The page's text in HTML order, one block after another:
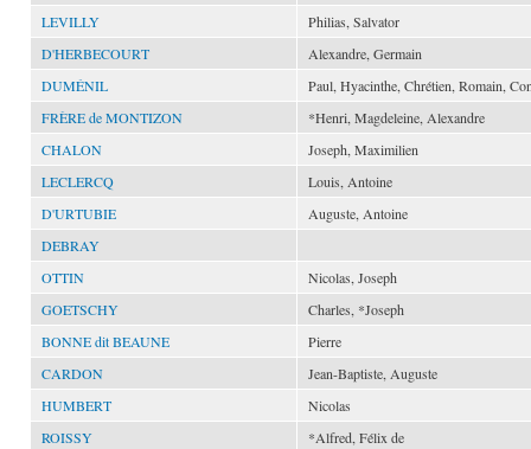
LEVILLY
Philias, Salvator
D'HERBECOURT
Alexandre, Germain
DUMÉNIL
Paul, Hyacinthe, Chrétien, Romain,
FRÈRE de MONTIZON
*Henri, Magdeleine, Alexandre
CHALON
Joseph, Maximilien
LECLERCQ
Louis, Antoine
D'URTUBIE
Auguste, Antoine
DEBRAY
OTTIN
Nicolas, Joseph
GOETSCHY
Charles, *Joseph
BONNE dit BEAUNE
Pierre
CARDON
Jean-Baptiste, Auguste
HUMBERT
Nicolas
ROISSY
*Alfred, Félix de